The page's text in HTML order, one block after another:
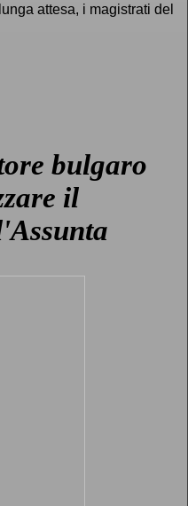
attesa, i magistrati del
bulgaro
il